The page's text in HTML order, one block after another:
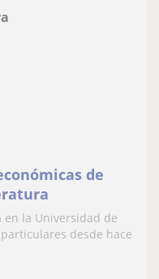
de
en la Universidad de
desde hace